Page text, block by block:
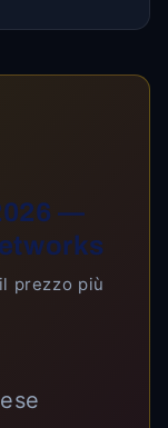
—
prezzo più